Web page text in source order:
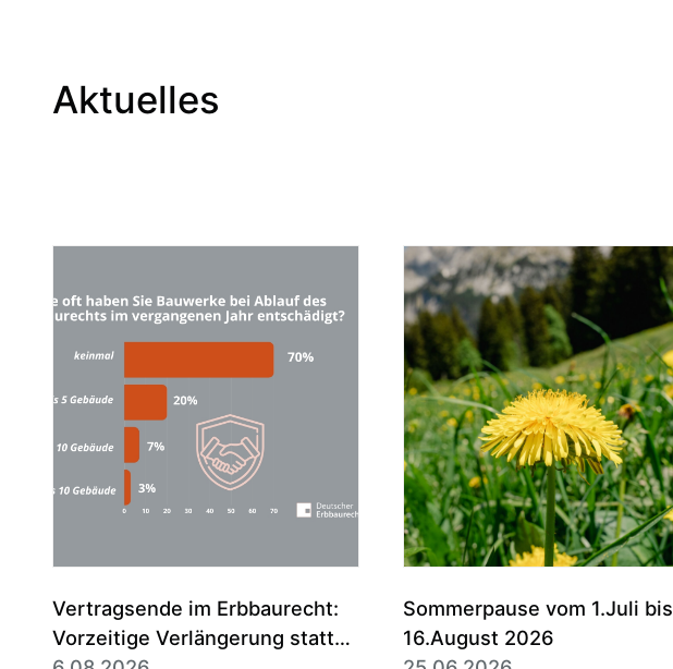
Aktuelles
Vertragsende im Erbbaurecht:
Vorzeitige Verlängerung statt
Sommerpause vom 1.Juli bis
16.August 2026